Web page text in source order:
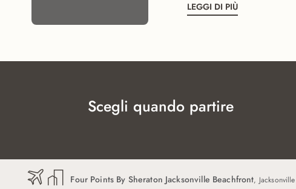
LEGGI DI PIÙ
Scegli quando partire
Four Points By Sheraton Jacksonville Beachfront, Jacksonville